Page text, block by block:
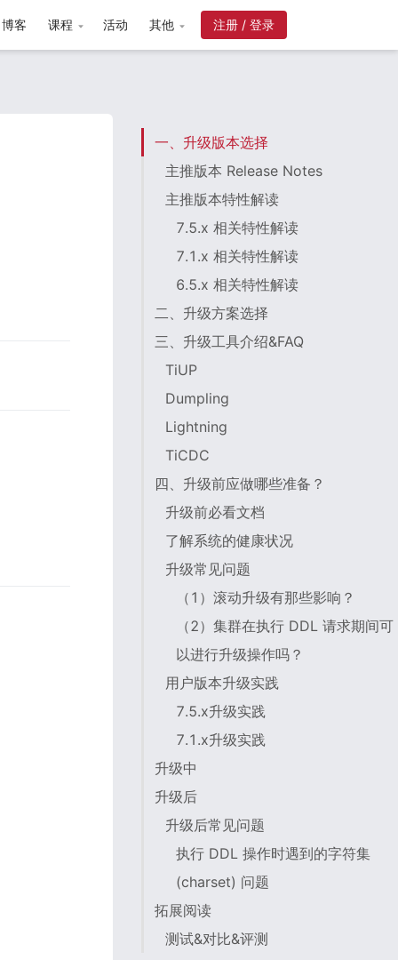
博客 课程 活动 其他 注册 / 登录
一、升级版本选择
主推版本 Release Notes
主推版本特性解读
7.5.x 相关特性解读
7.1.x 相关特性解读
6.5.x 相关特性解读
二、升级方案选择
三、升级工具介绍&FAQ
TiUP
Dumpling
Lightning
TiCDC
四、升级前应做哪些准备？
升级前必看文档
了解系统的健康状况
升级常见问题
（1）滚动升级有那些影响？
（2）集群在执行 DDL 请求期间可
以进行升级操作吗？
用户版本升级实践
7.5.x升级实践
7.1.x升级实践
升级中
升级后
升级后常见问题
执行 DDL 操作时遇到的字符集
(charset) 问题
拓展阅读
测试&对比&评测